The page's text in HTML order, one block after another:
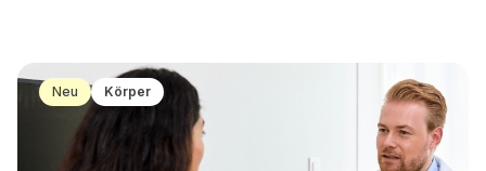
Neu Körper